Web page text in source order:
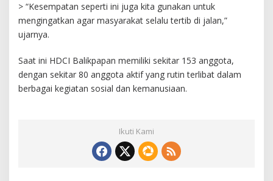
> “Kesempatan seperti ini juga kita gunakan untuk
mengingatkan agar masyarakat selalu tertib di jalan,”
ujarnya.
Saat ini HDCI Balikpapan memiliki sekitar 153 anggota,
dengan sekitar 80 anggota aktif yang rutin terlibat dalam
berbagai kegiatan sosial dan kemanusiaan.
Ikuti Kami